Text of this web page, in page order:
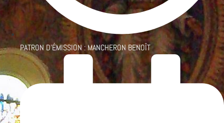
PATRON D'ÉMISSION :MANCHERON BENOÎT